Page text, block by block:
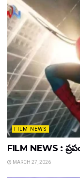
FILM NEWS
FILM NEWS :
MARCH 27, 2026